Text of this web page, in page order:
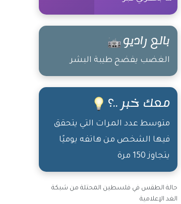
بالع راديو
الغضب يفضح طيبة البشر
معك خبر ..؟
متوسط عدد المرات التي يتحقق
فيها الشخص من هاتفه يوميًا
يتجاوز 150 مرة
حالة الطقس في فلسطين المحتلة من شبكة
الغد الإعلامية